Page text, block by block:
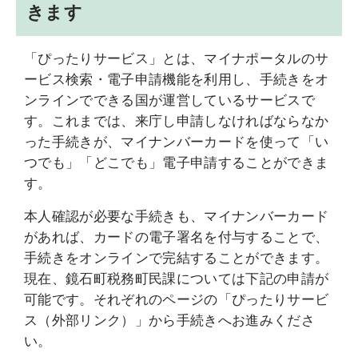
きます
「ぴったりサービス」とは、マイナポータルのサ
ービス検索・電子申請機能を利用し、手続きをオ
ンラインでできる国が運営しているサービスで
す。これまでは、来庁し申請しなければならなか
った手続きが、マイナンバーカードを使って「い
つでも」「どこでも」電子申請することができま
す。
本人確認が必要な手続きも、マイナンバーカード
があれば、カードの電子署名を付与することで、
手続きをオンラインで完結することができます。
現在、鏡石町税務町民課については下記の申請が
可能です。それぞれのページの「ぴったりサービ
ス（外部リンク）」から手続きへお進みくださ
い。